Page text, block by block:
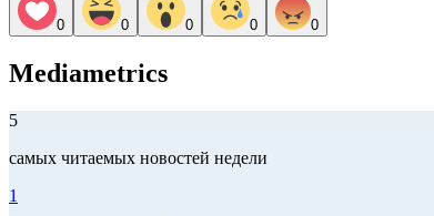
0 0 0 0 0
Mediametrics
5
самых читаемых новостей недели
1